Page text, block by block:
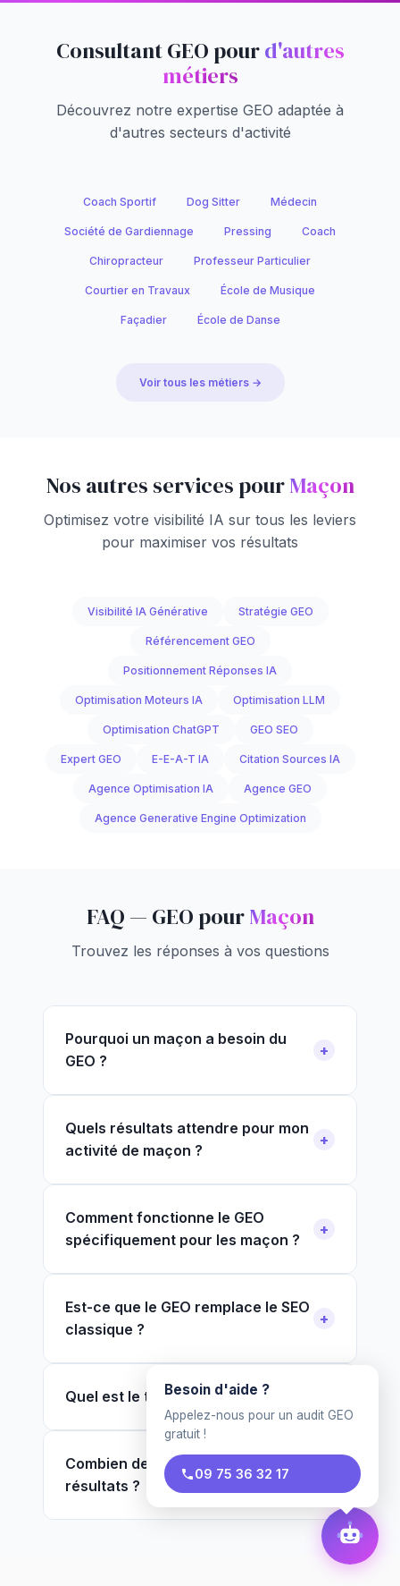
Consultant GEO pourd'autres
métiers
Découvrez notre expertise GEO adaptée à
d'autres secteurs d'activité
Coach Sportif Dog Sitter Médecin
Société de Gardiennage Pressing Coach
Chiropracteur Professeur Particulier
Courtier en Travaux École de Musique
Façadier École de Danse
Voir tous les métiers →
Nos autres services pourMaçon
Optimisez votre visibilité IA sur tous les leviers
pour maximiser vos résultats
Visibilité IA Générative Stratégie GEO
Référencement GEO
Positionnement Réponses IA
Optimisation Moteurs IA Optimisation LLM
Optimisation ChatGPT GEO SEO
Expert GEO E-E-A-T IA Citation Sources IA
Agence Optimisation IA Agence GEO
Agence Generative Engine Optimization
FAQ — GEO pourMaçon
Trouvez les réponses à vos questions
Pourquoi un maçon a besoin du
GEO ?
Quels résultats attendre pour mon
activité de maçon ?
Comment fonctionne le GEO
spécifiquement pour les maçon ?
Est-ce que le GEO remplace le SEO
classique ?
Quel est le tarif pour un maçon ?
Combien de temps pour voir des
résultats ?
Besoin d'aide ?
Appelez-nous pour un audit GEO
gratuit !
09 75 36 32 17